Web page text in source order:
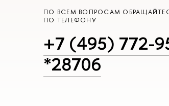
ПО ВСЕМ ВОПРОСАМ
ПО ТЕЛЕФОНУ
+7 (495) 772-
*28706